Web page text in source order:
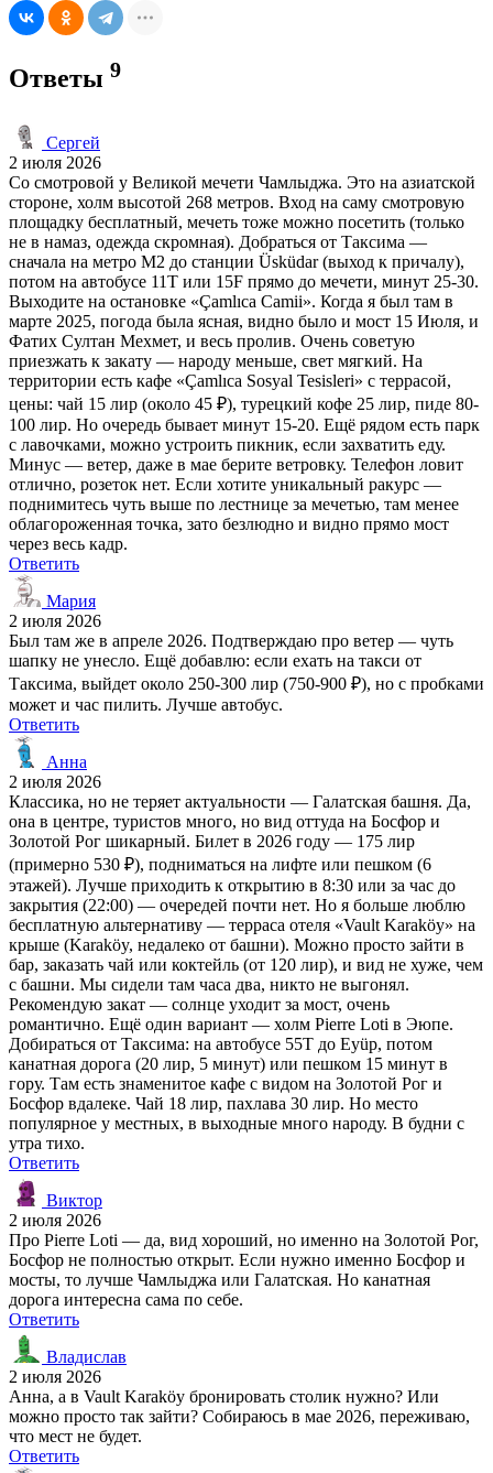
Ответы 9
Сергей
2 июля 2026
Со смотровой у Великой мечети Чамлыджа. Это на азиатской
стороне, холм высотой 268 метров. Вход на саму смотровую
площадку бесплатный, мечеть тоже можно посетить (только
не в намаз, одежда скромная). Добраться от Таксима —
сначала на метро M2 до станции Üsküdar (выход к причалу),
потом на автобусе 11T или 15F прямо до мечети, минут 25-30.
Выходите на остановке «Çamlıca Camii». Когда я был там в
марте 2025, погода была ясная, видно было и мост 15 Июля, и
Фатих Султан Мехмет, и весь пролив. Очень советую
приезжать к закату — народу меньше, свет мягкий. На
территории есть кафе «Çamlıca Sosyal Tesisleri» с террасой,
цены: чай 15 лир (около 45 ₽), турецкий кофе 25 лир, пиде 80-
100 лир. Но очередь бывает минут 15-20. Ещё рядом есть парк
с лавочками, можно устроить пикник, если захватить еду.
Минус — ветер, даже в мае берите ветровку. Телефон ловит
отлично, розеток нет. Если хотите уникальный ракурс —
поднимитесь чуть выше по лестнице за мечетью, там менее
облагороженная точка, зато безлюдно и видно прямо мост
через весь кадр.
Ответить
Мария
2 июля 2026
Был там же в апреле 2026. Подтверждаю про ветер — чуть
шапку не унесло. Ещё добавлю: если ехать на такси от
Таксима, выйдет около 250-300 лир (750-900 ₽), но с пробками
может и час пилить. Лучше автобус.
Ответить
Анна
2 июля 2026
Классика, но не теряет актуальности — Галатская башня. Да,
она в центре, туристов много, но вид оттуда на Босфор и
Золотой Рог шикарный. Билет в 2026 году — 175 лир
(примерно 530 ₽), подниматься на лифте или пешком (6
этажей). Лучше приходить к открытию в 8:30 или за час до
закрытия (22:00) — очередей почти нет. Но я больше люблю
бесплатную альтернативу — терраса отеля «Vault Karaköy» на
крыше (Karaköy, недалеко от башни). Можно просто зайти в
бар, заказать чай или коктейль (от 120 лир), и вид не хуже, чем
с башни. Мы сидели там часа два, никто не выгонял.
Рекомендую закат — солнце уходит за мост, очень
романтично. Ещё один вариант — холм Pierre Loti в Эюпе.
Добираться от Таксима: на автобусе 55T до Eyüp, потом
канатная дорога (20 лир, 5 минут) или пешком 15 минут в
гору. Там есть знаменитое кафе с видом на Золотой Рог и
Босфор вдалеке. Чай 18 лир, пахлава 30 лир. Но место
популярное у местных, в выходные много народу. В будни с
утра тихо.
Ответить
Виктор
2 июля 2026
Про Pierre Loti — да, вид хороший, но именно на Золотой Рог,
Босфор не полностью открыт. Если нужно именно Босфор и
мосты, то лучше Чамлыджа или Галатская. Но канатная
дорога интересна сама по себе.
Ответить
Владислав
2 июля 2026
Анна, а в Vault Karaköy бронировать столик нужно? Или
можно просто так зайти? Собираюсь в мае 2026, переживаю,
что мест не будет.
Ответить